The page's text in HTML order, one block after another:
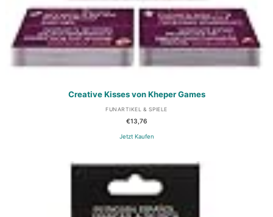
Creative Kisses von Kheper Games
FUNARTIKEL & SPIELE
€13,76
Jetzt Kaufen